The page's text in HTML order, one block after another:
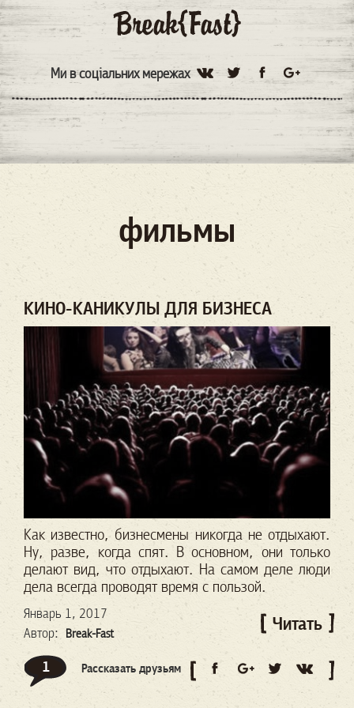
Ми в соціальних мережах
фильмы
КИНО-КАНИКУЛЫ ДЛЯ БИЗНЕСА
Как известно, бизнесмены никогда не отдыхают.
Ну, разве, когда спят. В основном, они только
делают вид, что отдыхают. На самом деле люди
дела всегда проводят время с пользой.
Январь 1, 2017
Автор:
Break-Fast Читать
1 Рассказать друзьям